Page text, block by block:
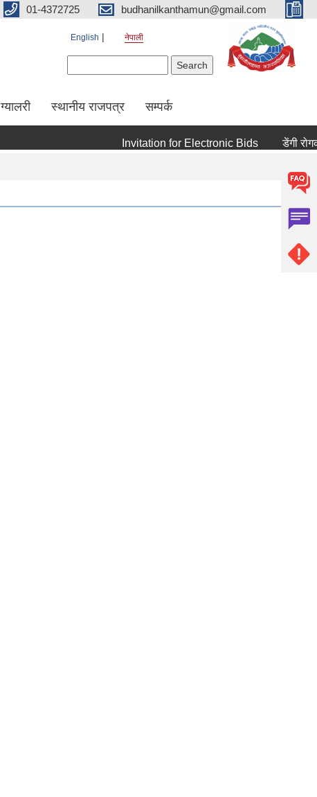
01-4372725 budhanilkanthamun@gmail.com
English नेपाली
ग्यालरी स्थानीय राजपत्र सम्पर्क
Invitation for Electronic Bids डेंगी